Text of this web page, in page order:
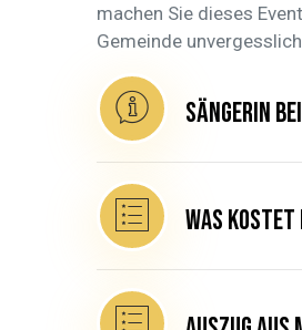
machen Sie dieses
Gemeinde unvergesslich.
Sängerin
Was kostet